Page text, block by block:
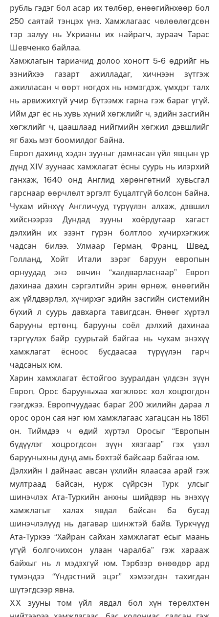
рубль гэдэг бол асар их төлбөр, өнөөгийнхөөр бол
250 саятай тэнцэх үнэ. Хамжлагаас чөлөөлөгдсөн
тэр залуу нь Укрианы их найрагч, зураач Тарас
Шевченко байлаа.
Хамжлагын тариачид долоо хоногт 5-6 өдрийг нь
эзнийхээ газарт ажилладаг, хичнээн зүтгэж
ажилласан ч өөрт ногдох нь нэмэгдэж, үмхдэг талх
нь арвижихгүй учир бүтээмж гарна гэж бараг үгүй.
Ийм дэг ёс нь хувь хүний хөгжлийг ч, эдийн засгийн
хөгжлийг ч, цаашлаад нийгмийн хөгжил дэвшлийг
яг бахь мэт боомилдог байна.
Европ дахинд хэдэн зууныг дамнасан үйл явцын үр
дүнд XIV зуунаас хамжлагат ёсны суурь нь илэрхий
ганхаж, 1640 онд Англид хөрөнгөтний хувьсгал
гарснаар өөрчлөлт эргэлт буцалтгүй болсон байна.
Чухам ийнхүү Англичууд түрүүлэн алхаж, дэвшил
хийснээрээ Дундад зууны хоёрдугаар хагаст
дэлхийн их эзэнт гүрэн болтлоо хүчирхэгжиж
чадсан билээ. Улмаар Герман, Франц, Швед,
Голланд, Хойт Итали зэрэг баруун европын
орнуудад энэ өвчин “халдварласнаар” Европ
дахинаа дахин сэргэлтийн эрин өрнөж, өнөөгийн
аж үйлдвэрлэл, хүчирхэг эдийн засгийн системийн
бүхий л суурь давхарга тавигдсан. Өнөөг хүртэл
барууны ертөнц, барууны соёл дэлхий дахинаа
тэргүүлэх байр суурьтай байгаа нь чухам энэхүү
хамжлагат ёсноос бусдаасаа түрүүлэн гарч
чадсаных юм.
Харин хамжлагат ёстойгоо зууралдан үлдсэн зүүн
Европ, Орос барууныхаа хөгжлөөс хол хоцрогдон
гээгджээ. Европчуудаас бараг 200 жилийн дараа л
орос орон сая нэг юм хамжлагаас хагацсан нь 1861
он. Тиймдээ ч өдий хүртэл Оросыг “Европын
бүдүүлэг хоцрогдсон зүүн хязгаар” гэх үзэл
барууныхны дунд амь бөхтэй байсаар байгаа юм.
Дэлхийн I дайнаас авсан үхлийн ялаасаа арай гэж
мултраад байсан, нурж сүйрсэн Турк улсыг
шинэчлэх Ата-Туркийн анхны шийдвэр нь энэхүү
хамжлагыг халах явдал байсан ба бусад
шинэчлэлүүд нь дагавар шинжтэй байв. Туркчүүд
Ата-Туркээ “Хайран сайхан хамжлагат ёсыг маань
үгүй болгочихсон улаан чаралба” гэж харааж
байхыг нь л мэдэхгүй юм. Тэрбээр өнөөдөр ард
түмэндээ “Үндэстний эцэг” хэмээгдэн тахигдан
шүтэгдсээр явна.
XX зууны том үйл явдал бол хүн төрөлхтөн